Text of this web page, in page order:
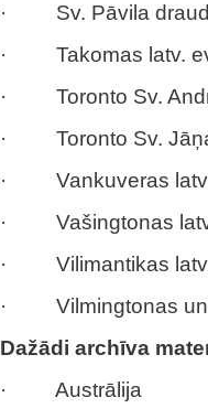
· Sv. Pāvila
· Takomas latv.
· Toronto Sv.
· Toronto Sv. Jāņa
· Vankuveras latv.
· Vašingtonas latv.
· Vilimantikas latv.
· Vilmingtonas un
Dažādi archīva
· Austrālija